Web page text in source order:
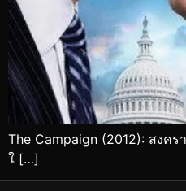
The Campaign (2012): สงค
ใ […]